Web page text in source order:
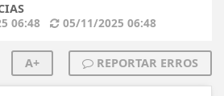
06:48
05/11/2025 06:48
A+ REPORTAR ERROS